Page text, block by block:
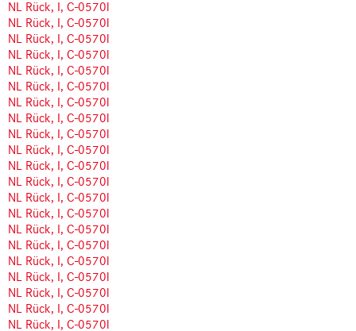
NL Rück, I, C-0570l
NL Rück, I, C-0570l
NL Rück, I, C-0570l
NL Rück, I, C-0570l
NL Rück, I, C-0570l
NL Rück, I, C-0570l
NL Rück, I, C-0570l
NL Rück, I, C-0570l
NL Rück, I, C-0570l
NL Rück, I, C-0570l
NL Rück, I, C-0570l
NL Rück, I, C-0570l
NL Rück, I, C-0570l
NL Rück, I, C-0570l
NL Rück, I, C-0570l
NL Rück, I, C-0570l
NL Rück, I, C-0570l
NL Rück, I, C-0570l
NL Rück, I, C-0570l
NL Rück, I, C-0570l
NL Rück, I, C-0570l